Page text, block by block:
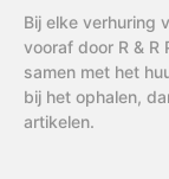
Bij elke verhuring
vooraf door R &
samen met het
bij het ophalen,
artikelen.